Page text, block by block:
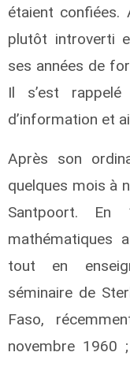
étaient confiées.
plutôt introverti
ses années de
Il s’est
d’information et
Après son
quelques mois à
Santpoort.
mathématiques
tout en
séminaire de
Faso,
novembre 1960